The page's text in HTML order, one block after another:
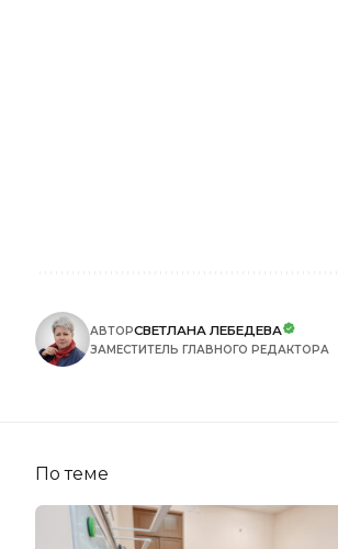
АВТОРСВЕТЛАНА ЛЕБЕДЕВА
ЗАМЕСТИТЕЛЬ ГЛАВНОГО РЕДАКТОРА
По теме